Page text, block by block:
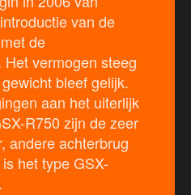
van de
de
vermogen steeg
bleef gelijk.
aan het uiterlijk
R750 zijn de zeer
andere achterbrug
het type GSX-